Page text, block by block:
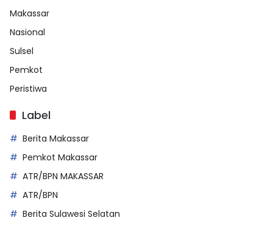
Makassar
Nasional
Sulsel
Pemkot
Peristiwa
Label
Berita Makassar
Pemkot Makassar
ATR/BPN MAKASSAR
ATR/BPN
Berita Sulawesi Selatan